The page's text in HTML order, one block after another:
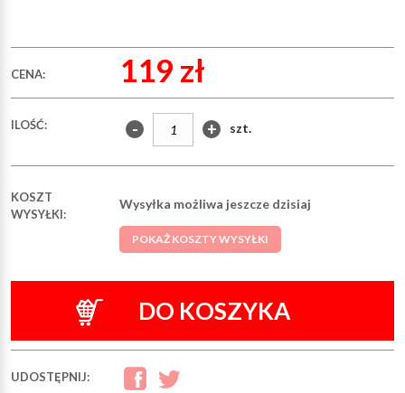
CENA: 119 zł
ILOŚĆ: - + szt.
KOSZT
WYSYŁKI:
Wysyłka możliwa jeszcze dzisiaj
POKAŻ KOSZTY WYSYŁKI
DO KOSZYKA
UDOSTĘPNIJ: